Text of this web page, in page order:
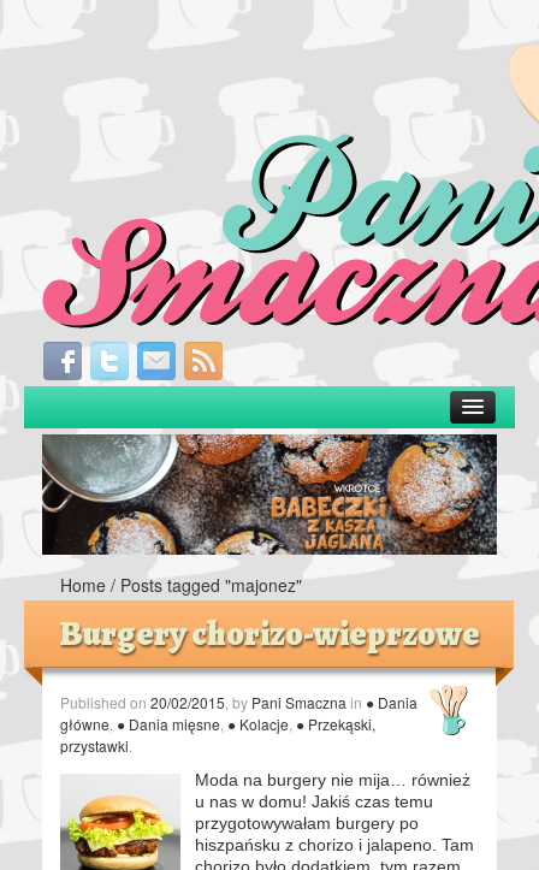
Home / Posts tagged "majonez"
Burgery chorizo-wieprzowe
Published on 20/02/2015 , by Pani Smaczna in ● Dania
główne ● Dania mięsne ● Kolacje ● Przekąski,
przystawki
Moda na burgery nie mija… również
u nas w domu! Jakiś czas temu
przygotowywałam burgery po
hiszpańsku z chorizo i jalapeno. Tam
chorizo było dodatkiem, tym razem